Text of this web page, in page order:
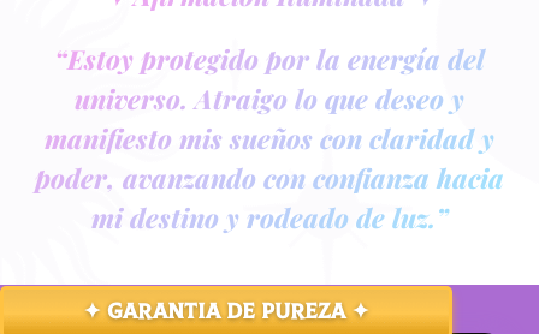
“Estoy protegido por la energía del
universo. Atraigo lo que deseo y
manifiesto mis sueños con claridad y
poder, avanzando con confianza hacia
mi destino y rodeado de luz.”
✦ GARANTIA DE PUREZA ✦